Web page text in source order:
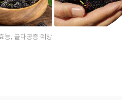
능, 골다공증 예방